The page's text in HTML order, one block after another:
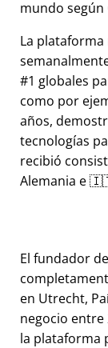
mundo según
La plataforma
#1 globales
como por
años,
tecnologías
recibió
Alemania e
El fundador
en Utrecht,
negocio entre
la plataforma